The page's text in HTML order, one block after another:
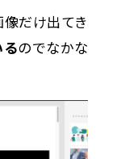
だけ出てき
のでなかな